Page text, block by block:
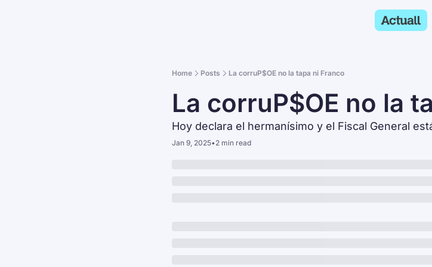
Home Posts La corruP$OE no la tapa ni Franco
La corruP$OE no la
Hoy declara el hermanísimo y el Fiscal General
Jan 9, 2025•2 min read